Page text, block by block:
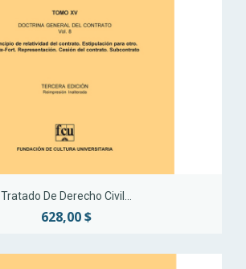
Tratado De Derecho Civil...
628,00 $